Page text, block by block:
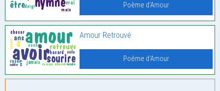
Poème d'Amour
Amour Retrouvé
Poème d'Amour